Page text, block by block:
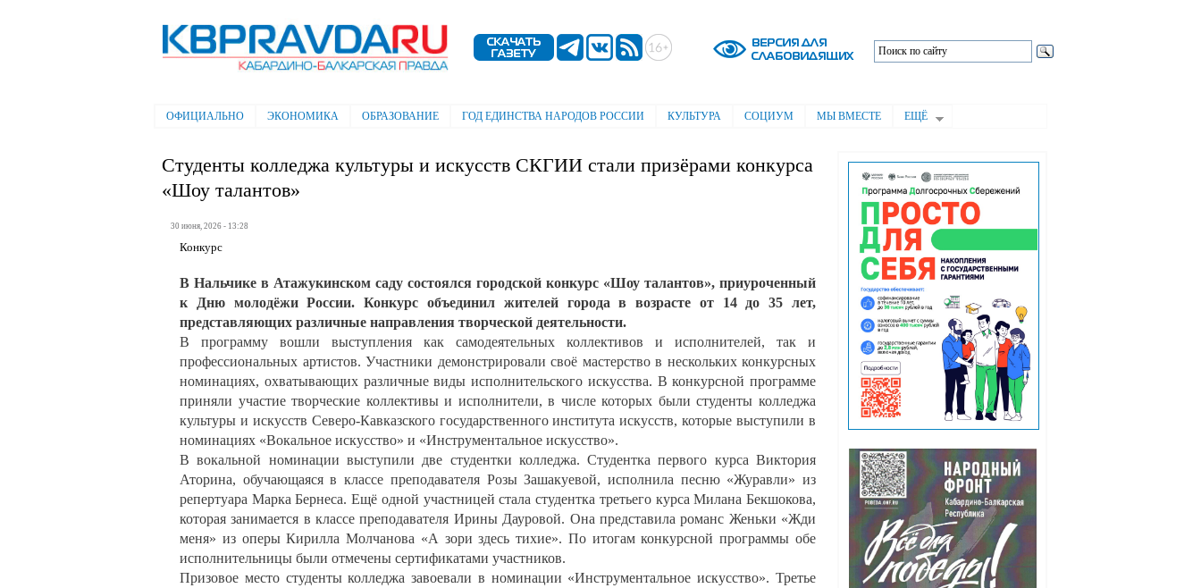
содержанию
Электронная газета "Кабардино-
Балкарская правда"
Главное меню
ОФИЦИАЛЬНО ЭКОНОМИКА ОБРАЗОВАНИЕ ГОД ЕДИНСТВА НАРОДОВ РОССИИ КУЛЬТУРА СОЦИУМ МЫ ВМЕСТЕ ЕЩЁ
Студенты колледжа культуры и искусств СКГИИ стали призёрами конкурса
«Шоу талантов»
30 июня, 2026 - 13:28
Конкурс
В Нальчике в Атажукинском саду состоялся городской конкурс «Шоу талантов», приуроченный
к Дню молодёжи России. Конкурс объединил жителей города в возрасте от 14 до 35 лет,
представляющих различные направления творческой деятельности.
В программу вошли выступления как самодеятельных коллективов и исполнителей, так и
профессиональных артистов. Участники демонстрировали своё мастерство в нескольких конкурсных
номинациях, охватывающих различные виды исполнительского искусства. В конкурсной программе
приняли участие творческие коллективы и исполнители, в числе которых были студенты колледжа
культуры и искусств Северо-Кавказского государственного института искусств, которые выступили в
номинациях «Вокальное искусство» и «Инструментальное искусство».
В вокальной номинации выступили две студентки колледжа. Студентка первого курса Виктория
Аторина, обучающаяся в классе преподавателя Розы Зашакуевой, исполнила песню «Журавли» из
репертуара Марка Бернеса. Ещё одной участницей стала студентка третьего курса Милана Бекшокова,
которая занимается в классе преподавателя Ирины Дауровой. Она представила романс Женьки «Жди
меня» из оперы Кирилла Молчанова «А зори здесь тихие». По итогам конкурсной программы обе
исполнительницы были отмечены сертификатами участников.
Призовое место студенты колледжа завоевали в номинации «Инструментальное искусство». Третье